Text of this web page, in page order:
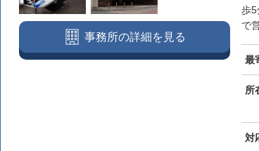
歩5
で
最
所
対
事務所の詳細を見る